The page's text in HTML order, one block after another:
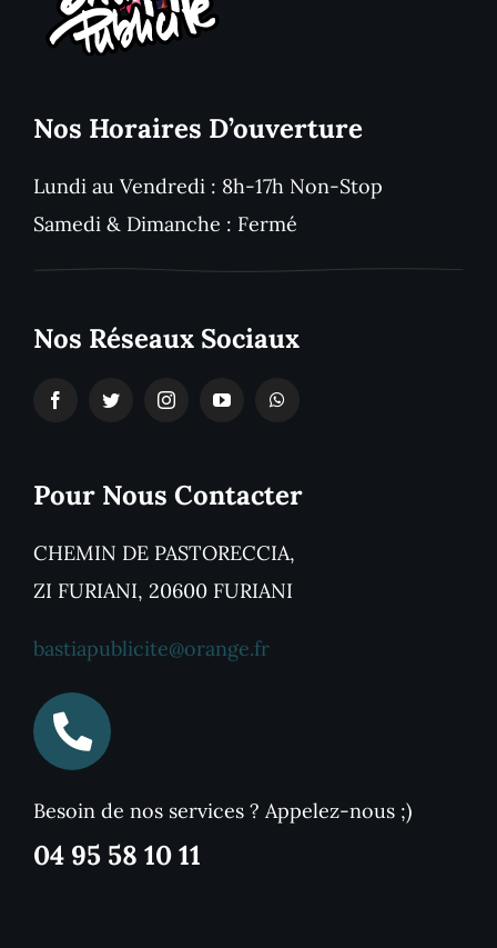
Nos Horaires D’ouverture
Lundi au Vendredi : 8h-17h Non-Stop
Samedi & Dimanche : Fermé
Nos Réseaux Sociaux
Pour Nous Contacter
CHEMIN DE PASTORECCIA,
ZI FURIANI, 20600 FURIANI
bastiapublicite@orange.fr
Besoin de nos services ? Appelez-nous ;)
04 95 58 10 11